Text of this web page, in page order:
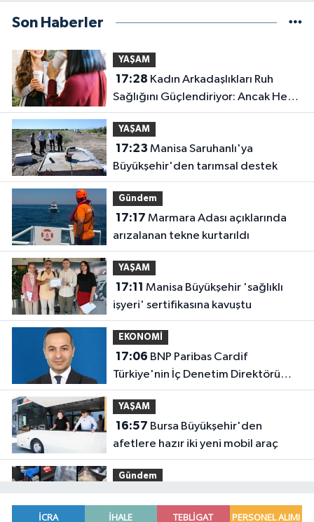
Son Haberler
YAŞAM
17:28
Sağlığını Güçlendiriyor: Ancak Her
İlişki Destekleyici Değil
YAŞAM
17:23
Büyükşehir'den tarımsal destek
Gündem
17:17
arızalanan tekne kurtarıldı
YAŞAM
17:11
işyeri' sertifikasına kavuştu
EKONOMİ
17:06
Türkiye'nin İç Denetim Direktörü
Mustafa Güneş oldu
YAŞAM
16:57
afetlere hazır iki yeni mobil araç
Gündem
operasyonu: 844 tutuklama